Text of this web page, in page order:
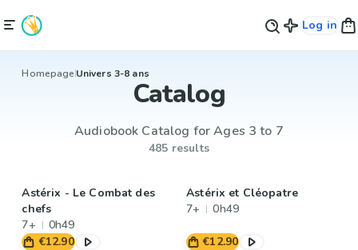
Log in
HomepageUnivers 3-8 ans
Catalog
Audiobook Catalog for Ages 3 to 7
485 results
Astérix - Le Combat des
chefs
7+
0h49
€12.90
Astérix et Cléopatre
7+
0h49
€12.90